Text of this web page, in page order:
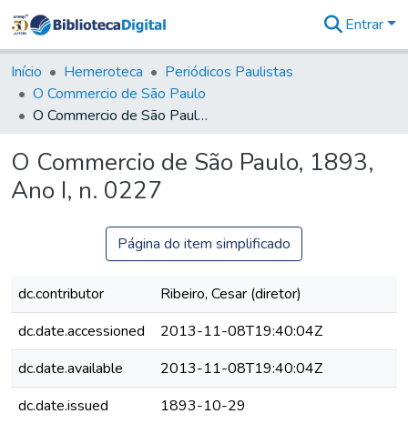
&
Coleções
Tudo na
Biblioteca
Estatísticas
Entrar
Início Hemeroteca
Periódicos Paulistas
O Commercio de São Paulo
O Commercio de São Paulo, 1893, Ano I, n. 0227
O Commercio de São Paulo, 1893,
Ano I, n. 0227
Página do item simplificado
dc.contributor
Ribeiro, Cesar (diretor)
dc.date.accessioned
2013-11-08T19:40:04Z
dc.date.available
2013-11-08T19:40:04Z
dc.date.issued
1893-10-29